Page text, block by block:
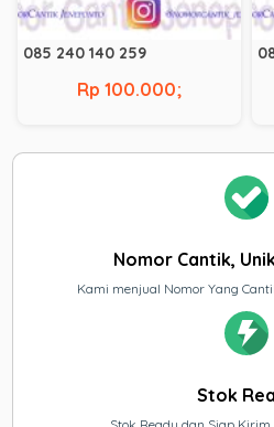
085 240 140 259
Rp 100.000;
Nomor Cantik,
Kami menjual Nomor Yang
Stok